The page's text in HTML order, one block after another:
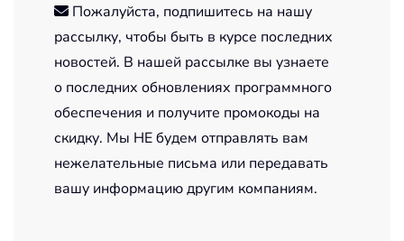
Пожалуйста, подпишитесь на нашу
рассылку, чтобы быть в курсе последних
новостей. В нашей рассылке вы узнаете
о последних обновлениях программного
обеспечения и получите промокоды на
скидку. Мы НЕ будем отправлять вам
нежелательные письма или передавать
вашу информацию другим компаниям.